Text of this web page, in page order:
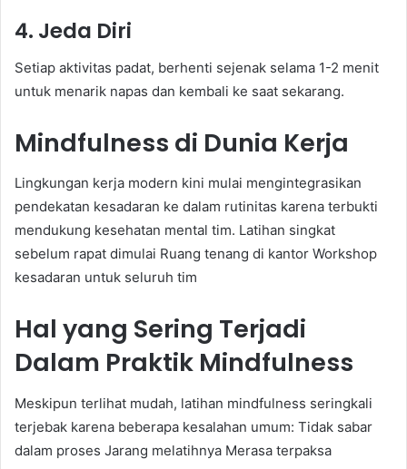
4. Jeda Diri
Setiap aktivitas padat, berhenti sejenak selama 1-2 menit
untuk menarik napas dan kembali ke saat sekarang.
Mindfulness di Dunia Kerja
Lingkungan kerja modern kini mulai mengintegrasikan
pendekatan kesadaran ke dalam rutinitas karena terbukti
mendukung kesehatan mental tim. Latihan singkat
sebelum rapat dimulai Ruang tenang di kantor Workshop
kesadaran untuk seluruh tim
Hal yang Sering Terjadi
Dalam Praktik Mindfulness
Meskipun terlihat mudah, latihan mindfulness seringkali
terjebak karena beberapa kesalahan umum: Tidak sabar
dalam proses Jarang melatihnya Merasa terpaksa